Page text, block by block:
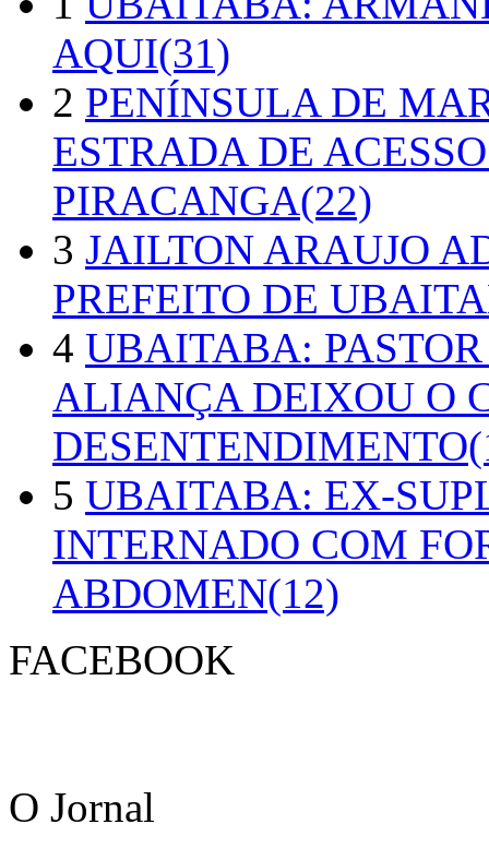
AQUI(31)
2 PENÍNSULA DE
ESTRADA DE
PIRACANGA(22)
3 JAILTON ARAUJO
PREFEITO DE
4 UBAITABA:
ALIANÇA DEIXOU O
5 UBAITABA: EX-
INTERNADO COM
ABDOMEN(12)
FACEBOOK
O Jornal